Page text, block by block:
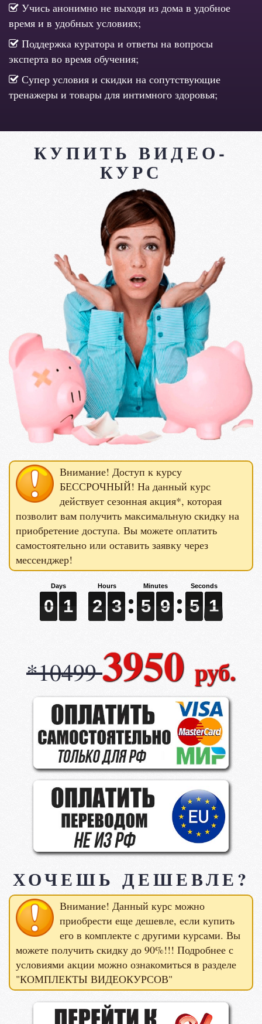
Учись анонимно не выходя из дома в удобное
время и в удобных условиях;
Поддержка куратора и ответы на вопросы
эксперта во время обучения;
Супер условия и скидки на сопутствующие
тренажеры и товары для интимного здоровья;
КУПИТЬ ВИДЕО-
КУРС
Внимание! Доступ к курсу
БЕССРОЧНЫЙ! На данный курс
действует сезонная акция*, которая
позволит вам получить максимальную скидку на
приобретение доступа. Вы можете оплатить
самостоятельно или оставить заявку через
мессенджер!
0
0
0
0 1
1
1
1 2
2
2
2 3
3
3
3 5
5
5
5 9
9
9
9 4
5
4
5 9
0
9
0
*104993950руб.
ХОЧЕШЬ ДЕШЕВЛЕ?
Внимание! Данный курс можно
приобрести еще дешевле, если купить
его в комплекте с другими курсами. Вы
можете получить скидку до 90%!!! Подробнее с
условиями акции можно ознакомиться в разделе
"КОМПЛЕКТЫ ВИДЕОКУРСОВ"